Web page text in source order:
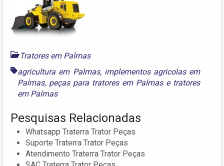
Tratores em Palmas
agricultura em Palmas, implementos agricolas em
Palmas, peças para tratores em Palmase tratores
em Palmas
Pesquisas Relacionadas
Whatsapp Traterra Trator Peças
Suporte Traterra Trator Peças
Atendimento Traterra Trator Peças